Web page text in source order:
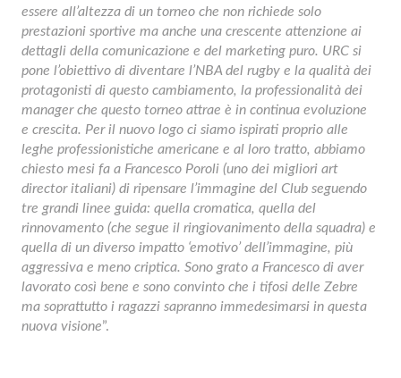
essere all’altezza di un torneo che non richiede solo
prestazioni sportive ma anche una crescente attenzione ai
dettagli della comunicazione e del marketing puro. URC si
pone l’obiettivo di diventare l’NBA del rugby e la qualità dei
protagonisti di questo cambiamento, la professionalità dei
manager che questo torneo attrae è in continua evoluzione
e crescita. Per il nuovo logo ci siamo ispirati proprio alle
leghe professionistiche americane e al loro tratto, abbiamo
chiesto mesi fa a Francesco Poroli (uno dei migliori art
director italiani) di ripensare l’immagine del Club seguendo
tre grandi linee guida: quella cromatica, quella del
rinnovamento (che segue il ringiovanimento della squadra) e
quella di un diverso impatto ‘emotivo’ dell’immagine, più
aggressiva e meno criptica. Sono grato a Francesco di aver
lavorato così bene e sono convinto che i tifosi delle Zebre
ma soprattutto i ragazzi sapranno immedesimarsi in questa
nuova visione”.